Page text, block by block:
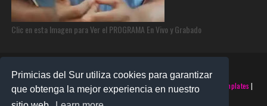
Primicias del Sur utiliza cookies para garantizar
que obtenga la mejor experiencia en nuestro
Clic en esta Imagen para Ver el PROGRAMA En Vivo y Grabado
©2025 PRIMICIAS DEL SUR | Derechos Reservados | Creado con SoraTemplates |
Realizado porSANTO MONTERO